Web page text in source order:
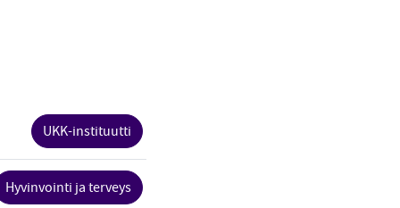
UKK-instituutti
Hyvinvointi ja terveys